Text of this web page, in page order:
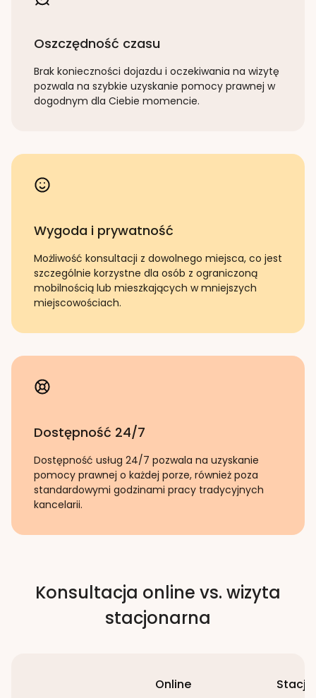
Oszczędność czasu
Brak konieczności dojazdu i oczekiwania na wizytę
pozwala na szybkie uzyskanie pomocy prawnej w
dogodnym dla Ciebie momencie.
Wygoda i prywatność
Możliwość konsultacji z dowolnego miejsca, co jest
szczególnie korzystne dla osób z ograniczoną
mobilnością lub mieszkających w mniejszych
miejscowościach.
Dostępność 24/7
Dostępność usług 24/7 pozwala na uzyskanie
pomocy prawnej o każdej porze, również poza
standardowymi godzinami pracy tradycyjnych
kancelarii.
Konsultacja online vs. wizyta
stacjonarna
Online